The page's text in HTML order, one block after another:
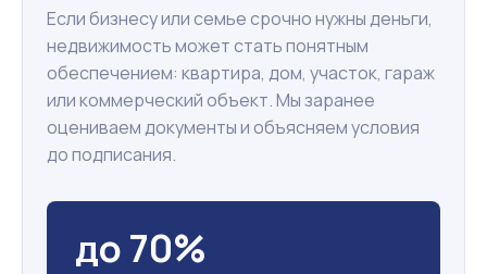
Если бизнесу или семье срочно нужны деньги,
недвижимость может стать понятным
обеспечением: квартира, дом, участок, гараж
или коммерческий объект. Мы заранее
оцениваем документы и объясняем условия
до подписания.
до 70%